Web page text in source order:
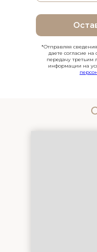
*Отправляя
даете согласие
передачу третьим
информации на